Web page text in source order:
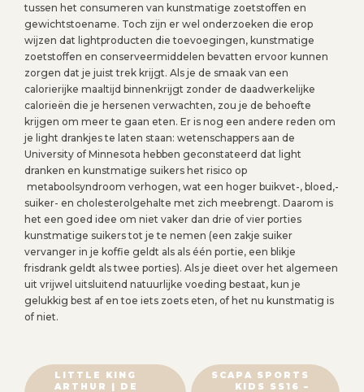
tussen het consumeren van kunstmatige zoetstoffen en
gewichtstoename. Toch zijn er wel onderzoeken die erop
wijzen dat lightproducten die toevoegingen, kunstmatige
zoetstoffen en conserveermiddelen bevatten ervoor kunnen
zorgen dat je juist trek krijgt. Als je de smaak van een
calorierijke maaltijd binnenkrijgt zonder de daadwerkelijke
calorieën die je hersenen verwachten, zou je de behoefte
krijgen om meer te gaan eten. Er is nog een andere reden om
je light drankjes te laten staan: wetenschappers aan de
University of Minnesota hebben geconstateerd dat light
dranken en kunstmatige suikers het risico op
metaboolsyndroom verhogen, wat een hoger buikvet-, bloed,-
suiker- en cholesterolgehalte met zich meebrengt. Daarom is
het een goed idee om niet vaker dan drie of vier porties
kunstmatige suikers tot je te nemen (een zakje suiker
vervanger in je koffie geldt als als één portie, een blikje
frisdrank geldt als twee porties). Als je dieet over het algemeen
uit vrijwel uitsluitend natuurlijke voeding bestaat, kun je
gelukkig best af en toe iets zoets eten, of het nu kunstmatig is
of niet.
B
LITTLE KING
ARTHUR | DE
SCAPA SPORTS
KIDS SS16 –